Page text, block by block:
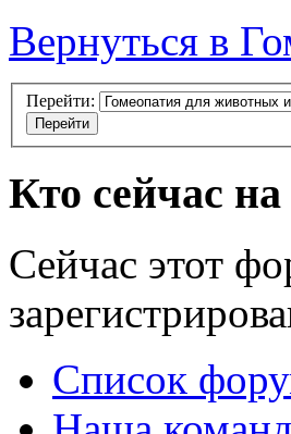
Вернуться в
Перейти:
Кто сейчас
Сейчас этот
Список